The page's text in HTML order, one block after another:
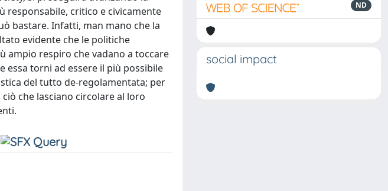
responsabile, critico e civicamente
bastare. Infatti, man mano che la
evidente che le politiche
ampio respiro che vadano a toccare
essa torni ad essere il più possibile
del tutto de-regolamentata; per
che lasciano circolare al loro
ND
social impact